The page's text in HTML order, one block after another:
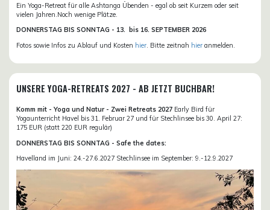
Ein Yoga-Retreat für alle Ashtanga Übenden - egal ob seit Kurzem oder seit
vielen Jahren.Noch wenige Plätze.
DONNERSTAG BIS SONNTAG - 13. bis 16. SEPTEMBER 2026
Fotos sowie Infos zu Ablauf und Kosten hier . Bitte zeitnah hier anmelden.
UNSERE YOGA-RETREATS 2027 - AB JETZT BUCHBAR!
Komm mit - Yoga und Natur - Zwei Retreats 2027 Early Bird für
Yogaunterricht Havel bis 31. Februar 27 und für Stechlinsee bis 30. April 27:
175 EUR (statt 220 EUR regulär)
DONNERSTAG BIS SONNTAG - Safe the dates:
Havelland im Juni: 24.-27.6.2027 Stechlinsee im September: 9.-12.9.2027